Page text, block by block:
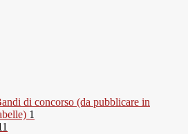
di concorso (da pubblicare in
1